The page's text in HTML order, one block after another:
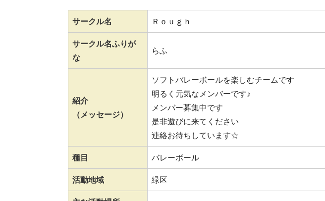
サークル名 Ｒｏｕｇｈ
サークル名ふりが
な
らふ
紹介
（メッセージ）
ソフトバレーボールを楽しむチームです
明るく元気なメンバーです♪
メンバー募集中です
是非遊びに来てください
連絡お待ちしています☆
種目 バレーボール
活動地域 緑区